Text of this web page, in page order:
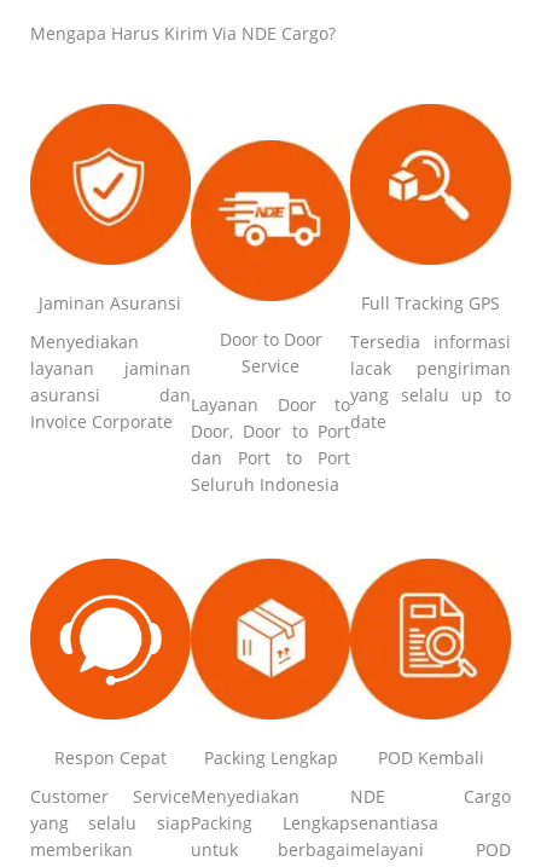
Mengapa Harus Kirim Via NDE Cargo?
Jaminan Asuransi
Menyediakan
layanan jaminan
asuransi dan
Invoice Corporate
Door to Door
Service
Layanan Door to
Door, Door to Port
dan Port to Port
Seluruh Indonesia
Full Tracking GPS
Tersedia informasi
lacak pengiriman
yang selalu up to
date
Respon Cepat
Customer Service
yang selalu siap
memberikan
Packing Lengkap
Menyediakan
Packing Lengkap
untuk berbagai
POD Kembali
NDE Cargo
senantiasa
melayani POD